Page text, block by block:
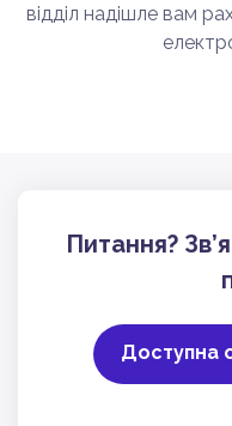
відділ надішле вам
Питання?
Доступна